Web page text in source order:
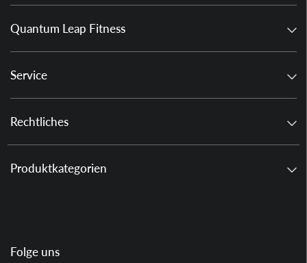
Quantum Leap Fitness
Service
Rechtliches
Folge uns
Produktkategorien